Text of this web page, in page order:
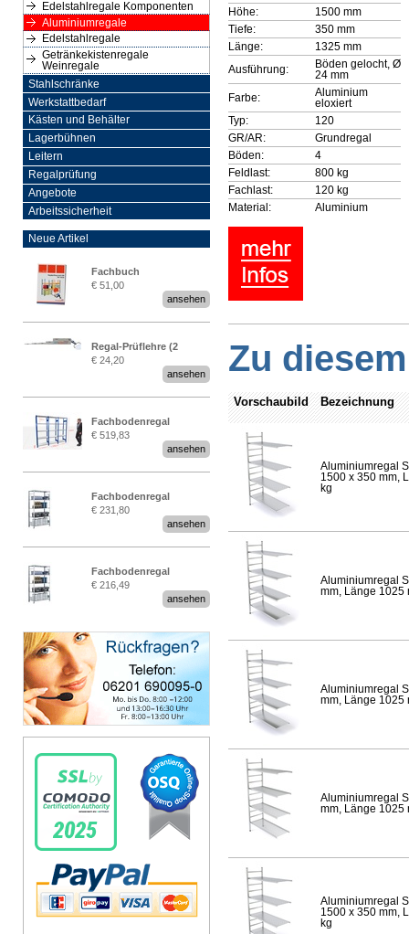
Edelstahlregale Komponenten
Aluminiumregale
Edelstahlregale
Getränkekistenregale
Weinregale
Stahlschränke
Werkstattbedarf
Kästen und Behälter
Lagerbühnen
Leitern
Regalprüfung
Angebote
Arbeitssicherheit
Neue Artikel
Fachbuch
„Regalprüfung nach DIN
€ 51,00
ansehen
Regal-Prüflehre (2
Stück)
€ 24,20
ansehen
Fachbodenregal
Stecksystem MultiPlus
2,25 Meter breit
€ 519,83
ansehen
Fachbodenregal
Stecksystem MultiPlus
€ 231,80
ansehen
Fachbodenregal
Stecksystem MultiPlus
€ 216,49
ansehen
Höhe:
1500 mm
Tiefe:
350 mm
Länge:
1325 mm
Ausführung:
Böden gelocht, Ø
24 mm
Farbe:
Aluminium
eloxiert
Typ:
120
GR/AR:
Grundregal
Böden:
4
Feldlast:
800 kg
Fachlast:
120 kg
Material:
Aluminium
Zu
Vorschaubild Bezeichnung
Aluminiumregal
1500 x 350 mm,
kg
Aluminiumregal
mm, Länge 1025
Aluminiumregal
mm, Länge 1025
Aluminiumregal
mm, Länge 1025
Aluminiumregal
1500 x 350 mm,
kg